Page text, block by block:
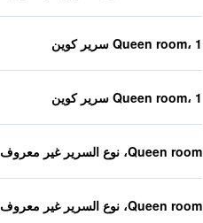
Queen room، 1 سرير كوين
Queen room، 1 سرير كوين
Queen room، نوع السرير غير معروف
Queen room، نوع السرير غير معروف